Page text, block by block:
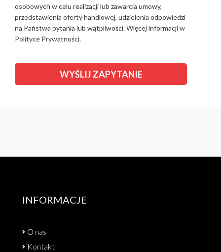
osobowych w celu realizacji lub zawarcia umowy,
przedstawienia oferty handlowej, udzielenia odpowiedzi
na Państwa pytania lub wątpliwości. Więcej informacji w
Polityce Prywatności.
INFORMACJE
O nas
Kontakt